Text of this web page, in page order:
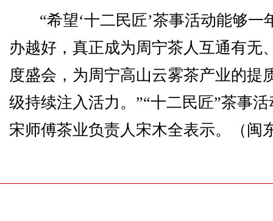
“希望‘十二民匠’茶事活动能够一
办越好，真正成为周宁茶人互通有无
度盛会，为周宁高山云雾茶产业的提
级持续注入活力。”“十二民匠”茶事
宋师傅茶业负责人宋木全表示。
（